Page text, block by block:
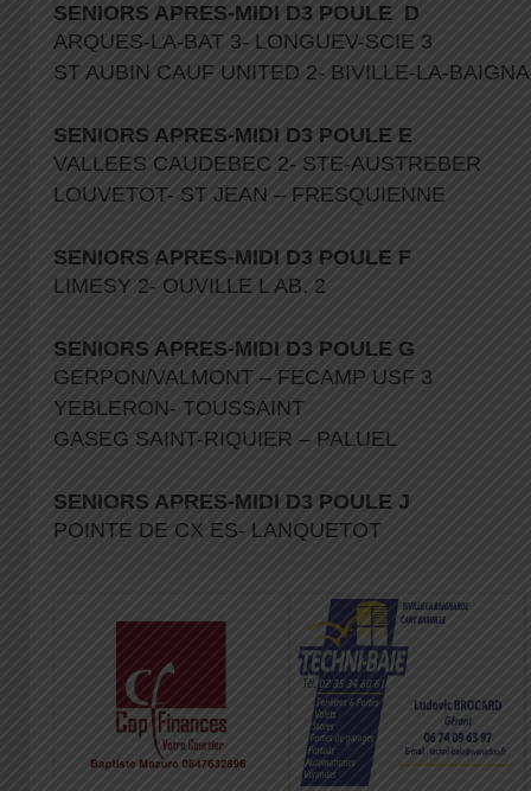
SENIORS APRES-MIDI D3 POULE D
ARQUES-LA-BAT 3- LONGUEV-SCIE 3
ST AUBIN CAUF UNITED 2- BIVILLE-LA-
SENIORS APRES-MIDI D3 POULE E
VALLEES CAUDEBEC 2- STE-AUSTREBER
LOUVETOT- ST JEAN – FRESQUIENNE
SENIORS APRES-MIDI D3 POULE F
LIMESY 2- OUVILLE L AB. 2
SENIORS APRES-MIDI D3 POULE G
GERPON/VALMONT – FECAMP USF 3
YEBLERON- TOUSSAINT
GASEG SAINT-RIQUIER – PALUEL
SENIORS APRES-MIDI D3 POULE J
POINTE DE CX ES- LANQUETOT